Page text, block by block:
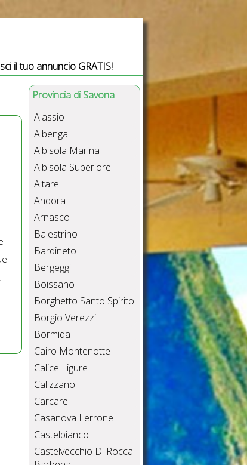
il tuo annuncio GRATIS!
Provincia di Savona
Alassio
Albenga
Albisola Marina
Albisola Superiore
Altare
Andora
Arnasco
Balestrino
Bardineto
Bergeggi
Boissano
Borghetto Santo Spirito
Borgio Verezzi
Bormida
Cairo Montenotte
Calice Ligure
Calizzano
Carcare
Casanova Lerrone
Castelbianco
Castelvecchio Di Rocca